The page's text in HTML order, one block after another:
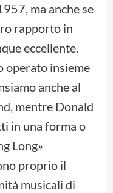
ma anche se
rapporto in
eccellente.
operato insieme
anche al
mentre Donald
in una forma o
Long»
proprio il
musicali di